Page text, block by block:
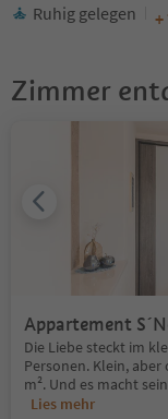
Ruhig gelegen
+
Zimmer
Appartement
Die Liebe steckt im
Personen. Klein,
m². Und es macht
Lies mehr